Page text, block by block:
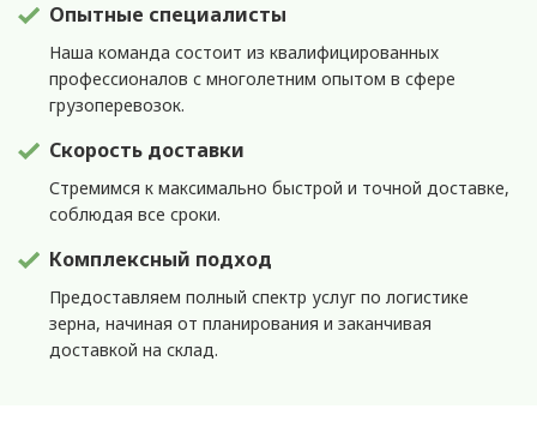
Опытные специалисты
Наша команда состоит из квалифицированных
профессионалов с многолетним опытом в сфере
грузоперевозок.
Скорость доставки
Стремимся к максимально быстрой и точной доставке,
соблюдая все сроки.
Комплексный подход
Предоставляем полный спектр услуг по логистике
зерна, начиная от планирования и заканчивая
доставкой на склад.